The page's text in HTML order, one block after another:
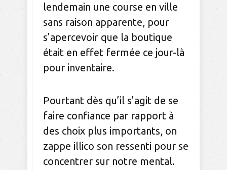
lendemain une course en ville
sans raison apparente, pour
s’apercevoir que la boutique
était en effet fermée ce jour-là
pour inventaire.
Pourtant dès qu’il s’agit de se
faire confiance par rapport à
des choix plus importants, on
zappe illico son ressenti pour se
concentrer sur notre mental.